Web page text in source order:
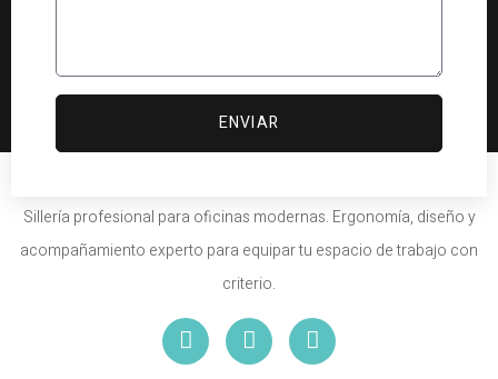
ENVIAR
Sillería profesional para oficinas modernas. Ergonomía, diseño y
acompañamiento experto para equipar tu espacio de trabajo con
criterio.